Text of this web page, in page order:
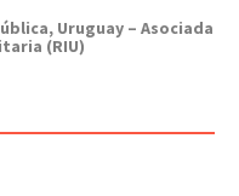
Uruguay – Asociada
(RIU)